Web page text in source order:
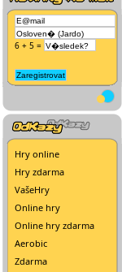
6 + 5 =
Hry online
Hry zdarma
VašeHry
Online hry
Online hry zdarma
Aerobic
Zdarma